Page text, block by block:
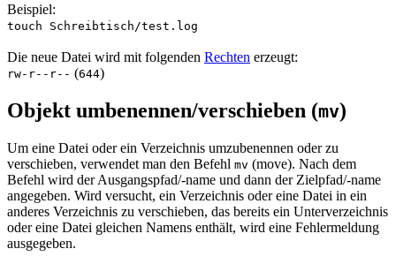
Beispiel:
touch Schreibtisch/test.log
Die neue Datei wird mit folgenden Rechten erzeugt:
rw-r--r-- (644)
Objekt umbenennen/verschieben (mv)
Um eine Datei oder ein Verzeichnis umzubenennen oder zu
verschieben, verwendet man den Befehl mv (move). Nach dem
Befehl wird der Ausgangspfad/-name und dann der Zielpfad/-name
angegeben. Wird versucht, ein Verzeichnis oder eine Datei in ein
anderes Verzeichnis zu verschieben, das bereits ein Unterverzeichnis
oder eine Datei gleichen Namens enthält, wird eine Fehlermeldung
ausgegeben.